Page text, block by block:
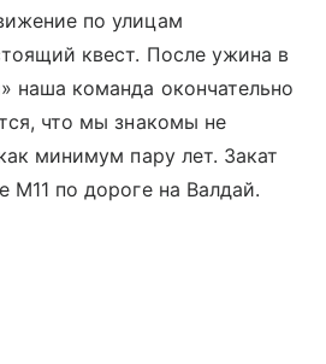
по улицам
квест. После ужина в
наша команда окончательно
что мы знакомы не
минимум пару лет. Закат
М11 по дороге на Валдай.